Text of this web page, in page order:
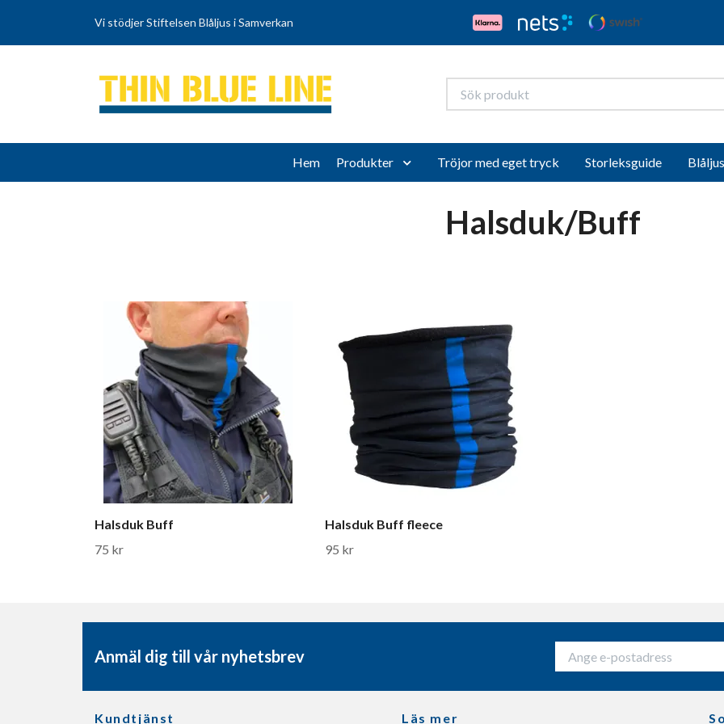
Vi stödjer Stiftelsen Blåljus i Samverkan
Hem Produkter Tröjor med eget tryck Storleksguide
Halsduk/Buff
Halsduk Buff
75 kr
Halsduk Buff fleece
95 kr
Anmäl dig till vår nyhetsbrev
Kundtjänst Läs mer